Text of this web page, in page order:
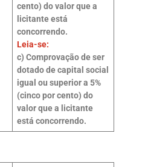
cento) do valor que a
licitante está
concorrendo.
Leia-se:
c) Comprovação de ser
dotado de capital social
igual ou superior a 5%
(cinco por cento) do
valor que a licitante
está concorrendo.